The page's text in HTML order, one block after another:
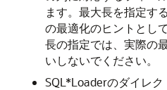
ます。最大長を指定す
の最適化のヒントとし
長の指定では、実際の
いしないでください。
SQL*Loaderのダイレ